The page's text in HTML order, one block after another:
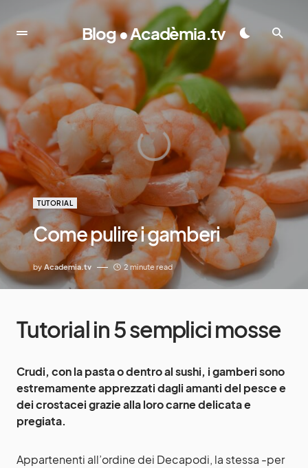
Blog • Acadèmia.tv
TUTORIAL
Come pulire i gamberi
by Academia.tv 2 minute read
Tutorial in 5 semplici mosse
Crudi, con la pasta o dentro al sushi, i gamberi sono
estremamente apprezzati dagli amanti del pesce e
dei crostacei grazie alla loro carne delicata e
pregiata.
Appartenenti all’ordine dei Decapodi, la stessa -per